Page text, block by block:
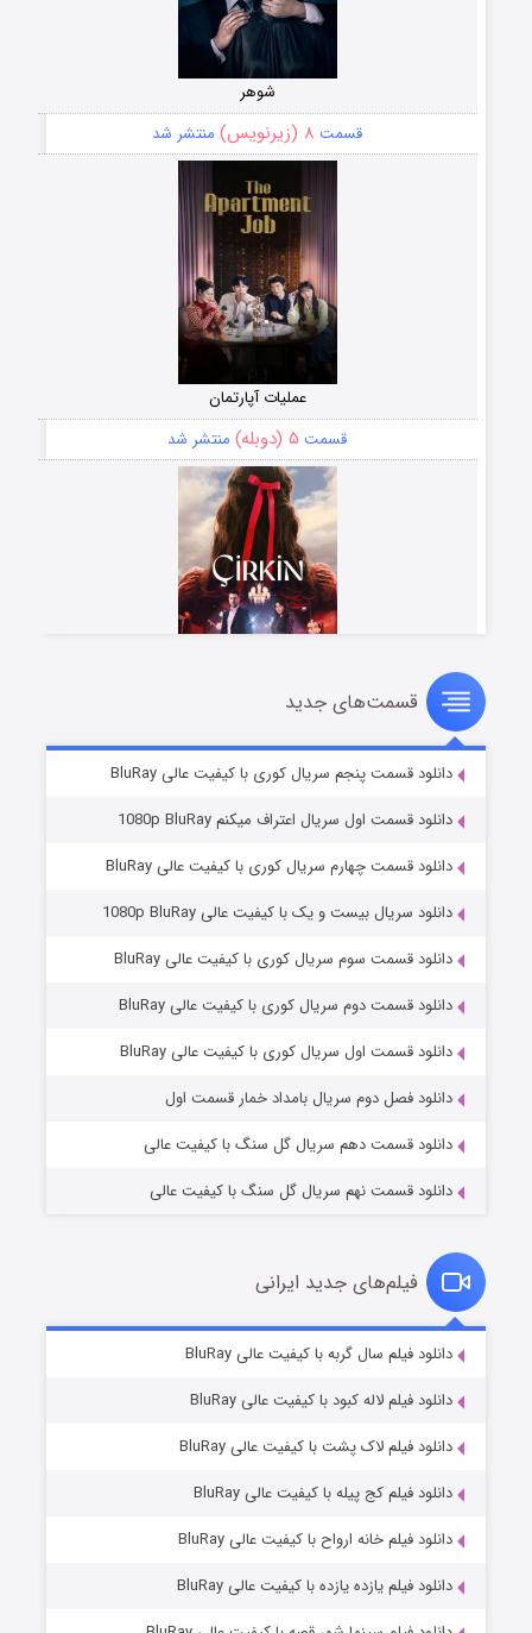
شوهر
قسمت ۸ (زیرنویس) منتشر شد
عملیات آپارتمان
قسمت ۵ (دوبله) منتشر شد
سریال زشت
قسمت۲ (زیرنویس) منتشر شد
مردگان متحرک: شهر مرده ۳
قسمت۲ (زیرنویس) منتشر شد
قسمت۷ (زیرنویس) منتشر شد
قسمت‌های جدید
دانلود قسمت پنجم سریال کوری با کیفیت عالی BluRay
دانلود قسمت اول سریال اعتراف میکنم 1080p BluRay
دانلود قسمت چهارم سریال کوری با کیفیت عالی BluRay
دانلود سریال بیست و یک با کیفیت عالی 1080p BluRay
دانلود قسمت سوم سریال کوری با کیفیت عالی BluRay
دانلود قسمت دوم سریال کوری با کیفیت عالی BluRay
دانلود قسمت اول سریال کوری با کیفیت عالی BluRay
دانلود فصل دوم سریال بامداد خمار قسمت اول
دانلود قسمت دهم سریال گل سنگ با کیفیت عالی
دانلود قسمت نهم سریال گل سنگ با کیفیت عالی
فیلم‌های جدید ایرانی
دانلود فیلم سال گربه با کیفیت عالی BluRay
دانلود فیلم لاله کبود با کیفیت عالی BluRay
دانلود فیلم لاک پشت با کیفیت عالی BluRay
دانلود فیلم کج‌ پیله با کیفیت عالی BluRay
دانلود فیلم خانه ارواح با کیفیت عالی BluRay
دانلود فیلم یازده یازده با کیفیت عالی BluRay